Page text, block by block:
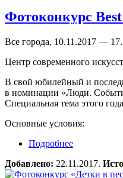
Фотоконкурс
Все города, 10.11.2017 —
Центр современного
В свой юбилейный и
в номинации «Люди.
Специальная тема этого
Основные условия:
Подробнее
Добавлено: 22.11.2017.